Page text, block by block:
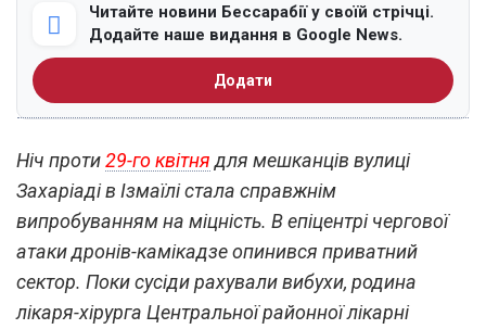
Читайте новини Бессарабії у своїй стрічці.
Додайте наше видання в Google News.
Додати
Ніч проти29-го квітнядля мешканців вулиці
Захаріаді в Ізмаїлі стала справжнім
випробуванням на міцність. В епіцентрі чергової
атаки дронів-камікадзе опинився приватний
сектор. Поки сусіди рахували вибухи, родина
лікаря-хірурга Центральної районної лікарні